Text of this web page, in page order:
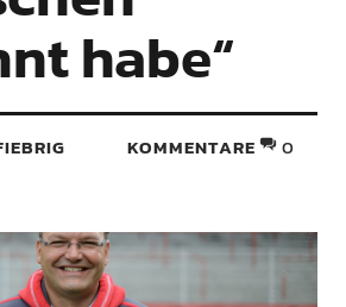
habe“
KOMMENTARE 0